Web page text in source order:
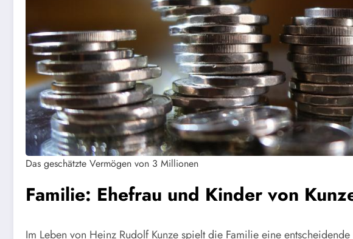
Das geschätzte Vermögen von 3 Millionen
Familie: Ehefrau und Kinder von
Im Leben von Heinz Rudolf Kunze spielt die Familie eine